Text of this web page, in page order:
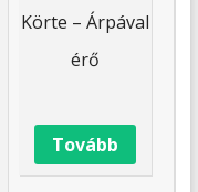
Körte – Árpával
érő
Tovább